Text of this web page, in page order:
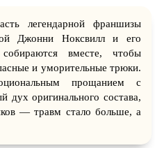
легендарной франшизы
Джонни Ноксвилл и его
вместе, чтобы
и уморительные трюки.
прощанием с
дух оригинального состава,
— травм стало больше, а